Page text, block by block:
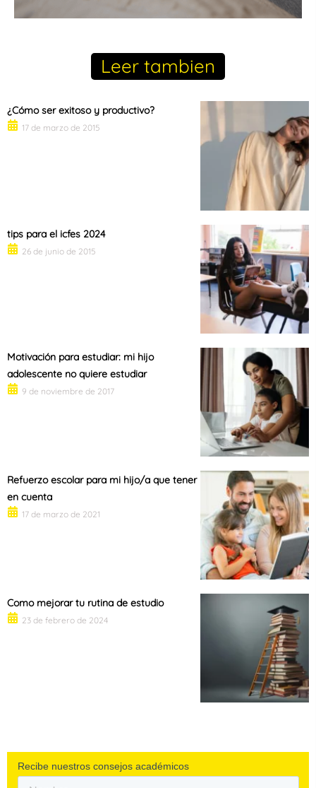
Leer tambien
¿Cómo ser exitoso y productivo?
17 de marzo de 2015
tips para el icfes 2024
26 de junio de 2015
Motivación para estudiar: mi hijo
adolescente no quiere estudiar
9 de noviembre de 2017
Refuerzo escolar para mi hijo/a que tener
en cuenta
17 de marzo de 2021
Como mejorar tu rutina de estudio
23 de febrero de 2024